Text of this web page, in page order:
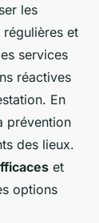
les
et
services
réactives
En
prévention
des lieux.
et
options